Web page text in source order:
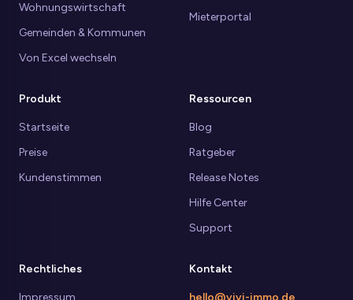
Produkt
Startseite
Preise
Kundenstimmen
Mieterportal
Wohnungswirtschaft
Gemeinden & Kommunen
Von Excel wechseln
Ressourcen
Blog
Ratgeber
Release Notes
Hilfe Center
Support
Rechtliches
Impressum
Kontakt
hello@vivi-immo.de